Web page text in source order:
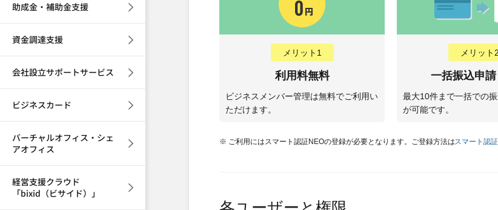
メリット1
利用料無料
ビジネスメンバー管理は無料でご利用い
ただけます。
メリット2
一括振込申
最大10件まで一括での
が可能です。
※ ご利用にはスマート認証NEOの登録が必要となります。ご登録方法はスマート認
助成金・補助金支援
資金調達支援
会社設立サポートサービス
ビジネスカード
バーチャルオフィス・シェ
アオフィス
経営支援クラウド
「bixid（ビサイド）」